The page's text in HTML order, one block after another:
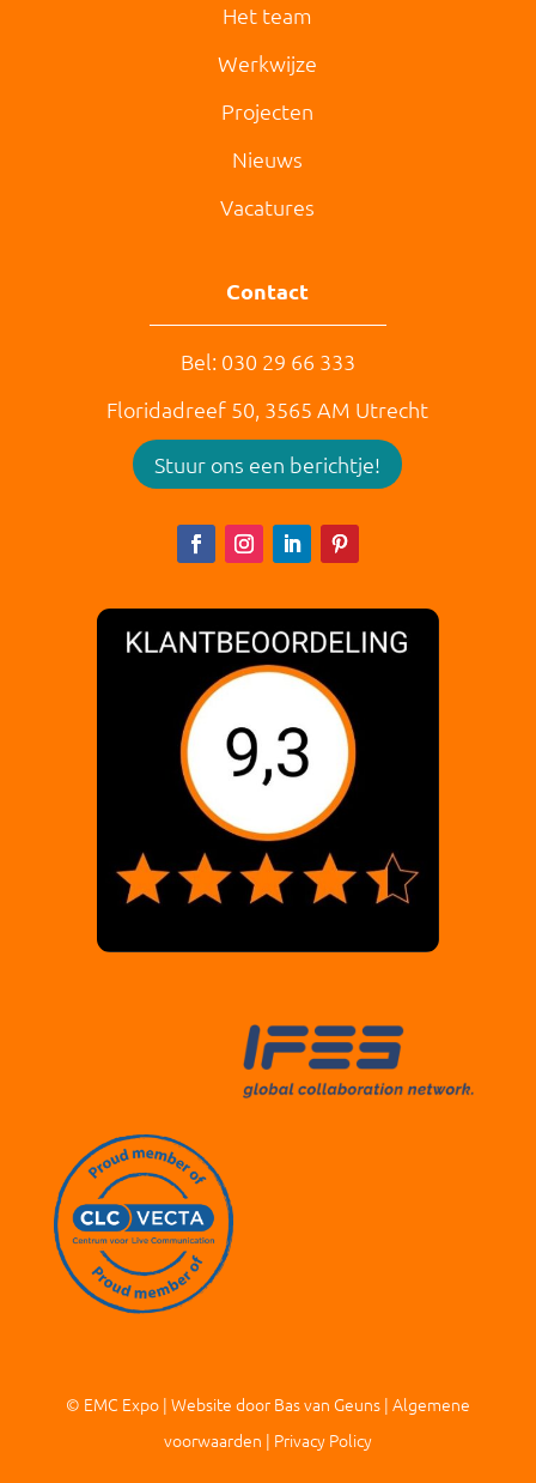
Het team
Werkwijze
Projecten
Nieuws
Vacatures
Contact
Bel: 030 29 66 333
Floridadreef 50, 3565 AM Utrecht
Stuur ons een berichtje!
© EMC Expo | Website door Bas van Geuns| Algemene
voorwaarden | Privacy Policy